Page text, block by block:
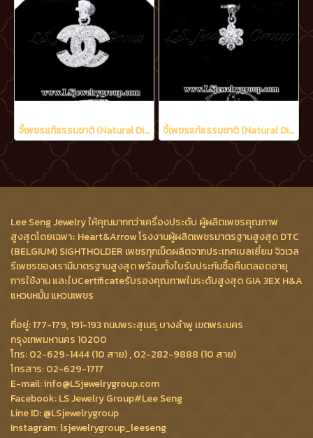
จี้เพชรแท้ธรรมชาติ (Natural Diamonds) 1.60 Ct. จี้เพชรแท้ธรรมชาติ (Natural Diamonds) 0.95 Ct.
Lee Seng Jewelry ให้คุณมากกว่าเครื่องประดับ ผู้ผลิตเพชรคุณภาพ
สูงสุดโดยเฉพาะ Heart&Arrow โรงงานผู้ผลิตเพชรมาตรฐานสูงสุด DTC
(BELGIUM) SIGHTHOLDER เพชรทุกเม็ดผลิตจากประเทศเบลเยี่ยม จิวเวล
รีเพชรของเรามีมาตรฐานสูงสุด พร้อมทั้งใบรับประกันซื้อคืนตลอดอายุ
การใช้งาน และใบCertificateรับรองคุณภาพในระดับสูงสุด GIA 3EX H&A
แหวนหมั้น แหวนเพชร
ที่อยู่: 177-179, 191-193 ถนนพระสุเมรุ บางลำพู เขตพระนคร
กรุงเทพมหานคร 10200
โทร: 02-629-1444 (10 สาย) , 02-282-9888 (10 สาย)
โทรสาร: 02-629-1717
E-mail: info@LSjewelrygroup.com
Facebook: LS Jewelry Group#Lee Seng
Line ID: @LSjewelrygroup
Instagram: lsjewelrygroup_leeseng